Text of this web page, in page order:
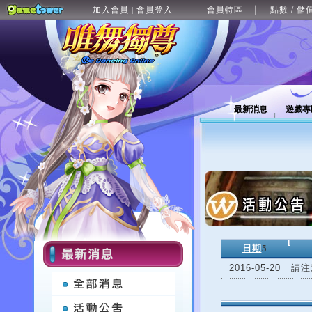
加入會員 | 會員登入 會員特區 點數 / 儲
最新消息 遊戲
日期 5
2016-05-20
請